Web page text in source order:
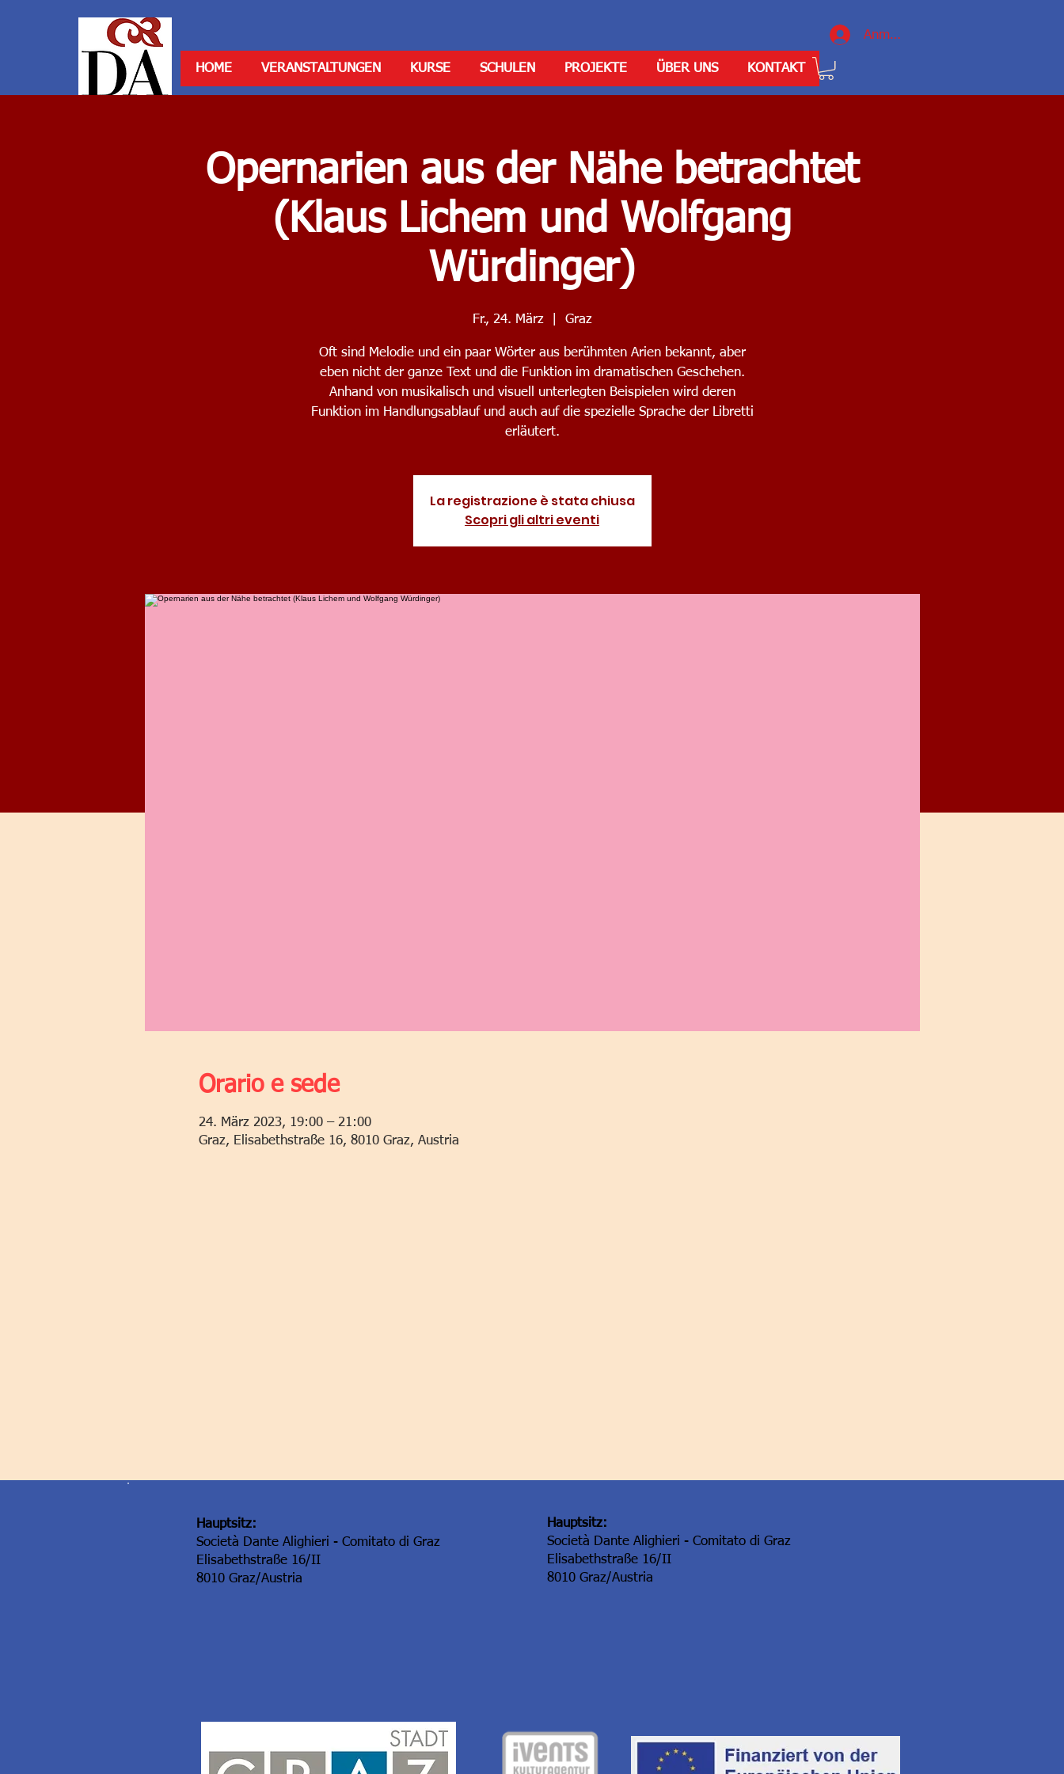
Anmelden
HOME VERANSTALTUNGEN KURSE SCHULEN PROJEKTE ÜBER UNS KONTAKT
Opernarien aus der Nähe betrachtet
(Klaus Lichem und Wolfgang
Würdinger)
Fr., 24. März
  |
Graz
Oft sind Melodie und ein paar Wörter aus berühmten Arien bekannt, aber
eben nicht der ganze Text und die Funktion im dramatischen Geschehen.
Anhand von musikalisch und visuell unterlegten Beispielen wird deren
Funktion im Handlungsablauf und auch auf die spezielle Sprache der Libretti
erläutert.
La registrazione è stata chiusa
Scopri gli altri eventi
Orario e sede
24. März 2023, 19:00 – 21:00
Graz, Elisabethstraße 16, 8010 Graz, Austria
Hauptsitz:
Società Dante Alighieri - Comitato di Graz
Elisabethstraße 16/II
8010 Graz/Austria
Hauptsitz:
Società Dante Alighieri - Comitato di Graz
Elisabethstraße 16/II
8010 Graz/Austria